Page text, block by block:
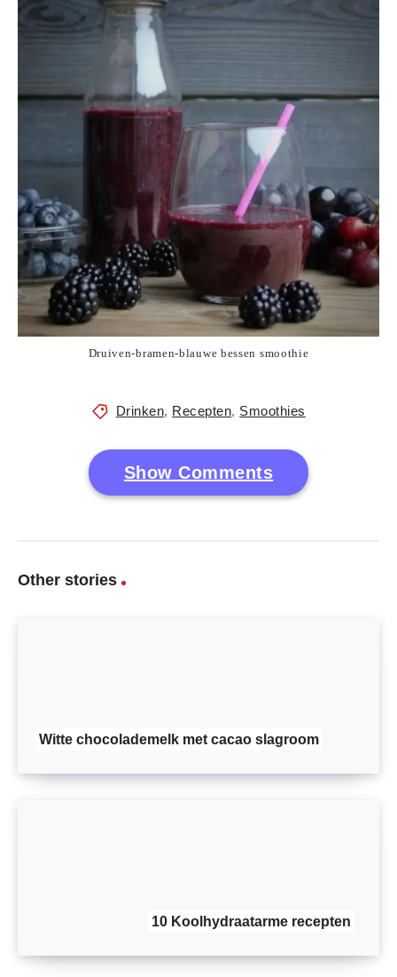
Druiven-bramen-blauwe bessen smoothie
Drinken, Recepten, Smoothies
Show Comments
Other stories
Witte chocolademelk met cacao slagroom
10 Koolhydraatarme recepten